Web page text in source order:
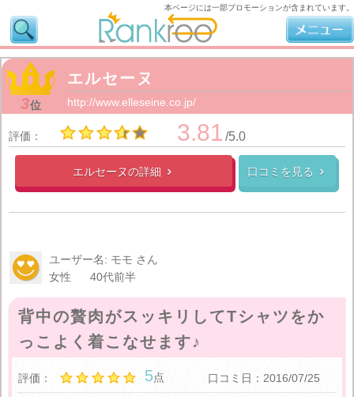
3位
エルセーヌ
http://www.elleseine.co.jp/
評価： 3.81 /5.0
エルセーヌの詳細  口コミを見る 
ユーザー名: モモ さん
女性
40代前半
背中の贅肉がスッキリしてTシャツをか
っこよく着こなせます♪
評価： 5点 口コミ日：2016/07/25
本ページには一部プロモーションが含まれています。